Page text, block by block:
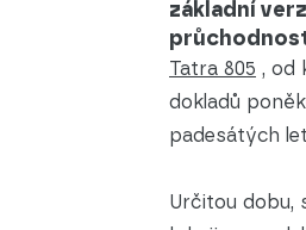
základní
Tatra 805 , od
dokladů
padesátých
Určitou dobu,